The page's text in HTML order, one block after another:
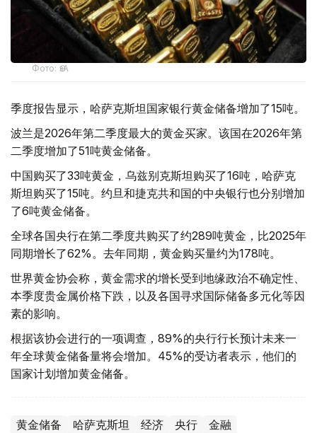
Фото: ӨзА
季度报告显示，哈萨克斯坦国家银行黄金储备增加了15吨。
波兰是2026年第二季度最大的黄金买家。该国在2026年第
二季度增加了51吨黄金储备。
中国购买了33吨黄金，乌兹别克斯坦购买了16吨，哈萨克
斯坦购买了15吨。约旦和捷克共和国的中央银行也分别增加
了6吨黄金储备。
全球各国央行在第二季度共购买了约289吨黄金，比2025年
同期增长了62%。去年同期，黄金购买量约为178吨。
世界黄金协会称，黄金需求的增长受到地缘政治不确定性、
本季度贵金属价格下跌，以及各国寻求国际储备多元化等因
素的影响。
根据该协会进行的一项调查，89%的央行行长预计未来一
年全球黄金储备量将会增加。45%的受访者表示，他们的
国家计划增加黄金储备。
黄金储备 哈萨克斯坦 经济 央行 金融